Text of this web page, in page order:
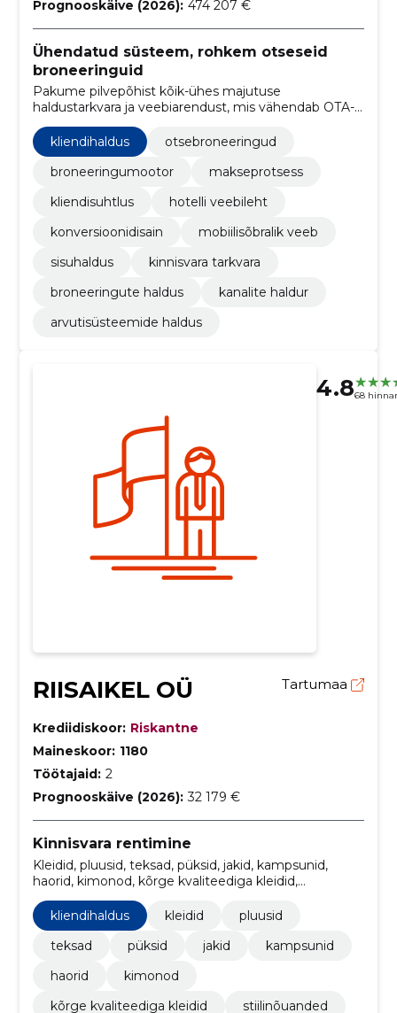
Prognooskäive (2026): 474 207 €
Ühendatud süsteem, rohkem otseseid
broneeringuid
Pakume pilvepõhist kõik-ühes majutuse
haldustarkvara ja veebiarendust, mis vähendab OTA-
de mõju ning suurendab otseseid broneeringuid.
Integratsioonid ja tugi lihtsustavad
igapäevaoperatsioone.
kliendihaldus
otsebroneeringud
broneeringumootor
makseprotsess
kliendisuhtlus
hotelli veebileht
konversioonidisain
mobiilisõbralik veeb
sisuhaldus
kinnisvara tarkvara
broneeringute haldus
kanalite haldur
arvutisüsteemide haldus
4.868
RIISAIKEL OÜ Tartumaa
Krediidiskoor: Riskantne
Maineskoor: 1180
Töötajaid: 2
Prognooskäive (2026): 32 179 €
Kinnisvara rentimine
Kleidid, pluusid, teksad, püksid, jakid, kampsunid,
haorid, kimonod, kõrge kvaliteediga kleidid,
stiilinõuanded
kliendihaldus
kleidid
pluusid
teksad
püksid jakid
kampsunid
haorid
kimonod
kõrge kvaliteediga kleidid
stiilinõuanded